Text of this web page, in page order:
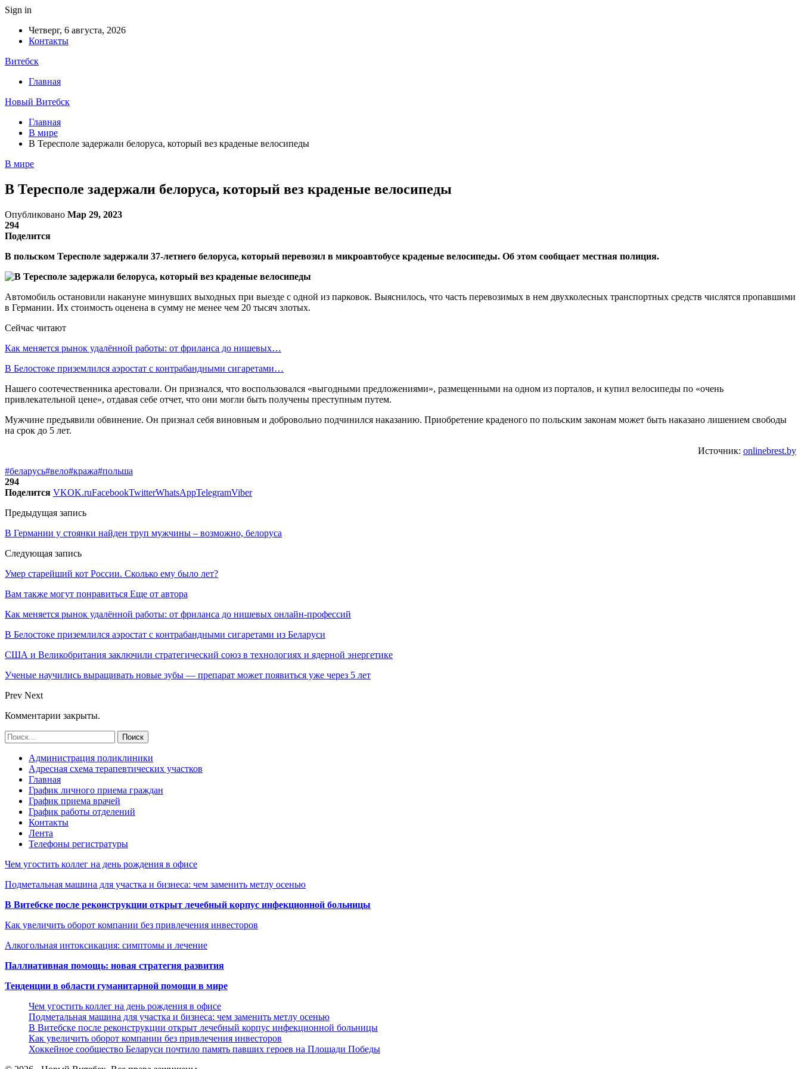
Sign in
Четверг, 6 августа, 2026
Контакты
Витебск
Главная
Новый Витебск
Главная
В мире
В Тересполе задержали белоруса, который вез краденые велосипеды
В мире
В Тересполе задержали белоруса, который вез краденые велосипеды
Опубликовано Мар 29, 2023
294
Поделится
В польском Тересполе задержали 37-летнего белоруса, который перевозил в микроавтобусе краденые велосипеды. Об этом сообщает местная полиция.
Автомобиль остановили накануне минувших выходных при выезде с одной из парковок. Выяснилось, что часть перевозимых в нем двухколесных транспортных средств числятся пропавшими
в Германии. Их стоимость оценена в сумму не менее чем 20 тысяч злотых.
Сейчас читают
Как меняется рынок удалённой работы: от фриланса до нишевых…
В Белостоке приземлился аэростат с контрабандными сигаретами…
Нашего соотечественника арестовали. Он признался, что воспользовался «выгодными предложениями», размещенными на одном из порталов, и купил велосипеды по «очень
привлекательной цене», отдавая себе отчет, что они могли быть получены преступным путем.
Мужчине предъявили обвинение. Он признал себя виновным и добровольно подчинился наказанию. Приобретение краденого по польским законам может быть наказано лишением свободы
на срок до 5 лет.
Источник: onlinebrest.by
#беларусь#вело#кража#польша
294
Поделится VKOK.ruFacebookTwitterWhatsAppTelegramViber
Предыдущая запись
В Германии у стоянки найден труп мужчины – возможно, белоруса
Следующая запись
Умер старейший кот России. Сколько ему было лет?
Вам также могут понравиться Еще от автора
Как меняется рынок удалённой работы: от фриланса до нишевых онлайн-профессий
В Белостоке приземлился аэростат с контрабандными сигаретами из Беларуси
США и Великобритания заключили стратегический союз в технологиях и ядерной энергетике
Ученые научились выращивать новые зубы — препарат может появиться уже через 5 лет
Prev Next
Комментарии закрыты.
Администрация поликлиники
Адресная схема терапевтических участков
Главная
График личного приема граждан
График приема врачей
График работы отделений
Контакты
Лента
Телефоны регистратуры
Чем угостить коллег на день рождения в офисе
Подметальная машина для участка и бизнеса: чем заменить метлу осенью
В Витебске после реконструкции открыт лечебный корпус инфекционной больницы
Как увеличить оборот компании без привлечения инвесторов
Алкогольная интоксикация: симптомы и лечение
Паллиативная помощь: новая стратегия развития
Тенденции в области гуманитарной помощи в мире
Чем угостить коллег на день рождения в офисе
Подметальная машина для участка и бизнеса: чем заменить метлу осенью
В Витебске после реконструкции открыт лечебный корпус инфекционной больницы
Как увеличить оборот компании без привлечения инвесторов
Хоккейное сообщество Беларуси почтило память павших героев на Площади Победы